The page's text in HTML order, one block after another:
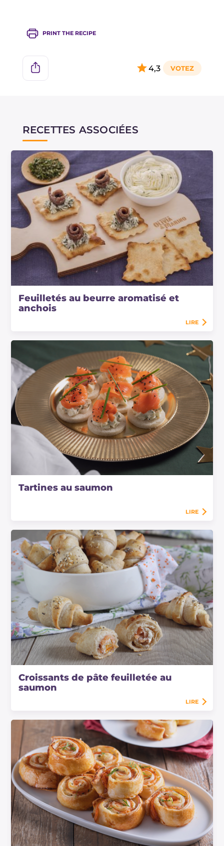
PRINT THE RECIPE
4,3
RECETTES ASSOCIÉES
Feuilletés au beurre aromatisé et
anchois
LIRE
Tartines au saumon
LIRE
Croissants de pâte feuilletée au
saumon
LIRE